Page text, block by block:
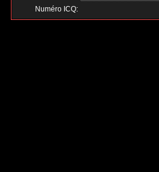
Numéro ICQ: